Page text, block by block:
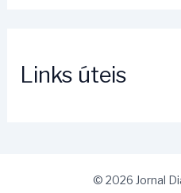
Links úteis
© 2026 Jornal